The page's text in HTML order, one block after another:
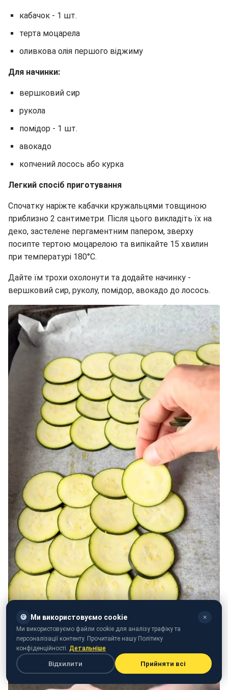
кабачок - 1 шт.
терта моцарела
оливкова олія першого віджиму
Для начинки:
вершковий сир
рукола
помідор - 1 шт.
авокадо
копчений лосось або курка
Легкий спосіб приготування
Спочатку наріжте кабачки кружальцями товщиною
приблизно 2 сантиметри. Після цього викладіть їх на
деко, застелене пергаментним папером, зверху
посипте тертою моцарелою та випікайте 15 хвилин
при температурі 180°C.
Дайте їм трохи охолонути та додайте начинку -
вершковий сир, руколу, помідор, авокадо до лосось.
🍪 Ми використовуємо cookie ✕
Ми використовуємо файли cookie для аналізу трафіку та
персоналізації контенту. Прочитайте нашу Політику
конфіденційності. Детальніше
Відхилити Прийняти всі